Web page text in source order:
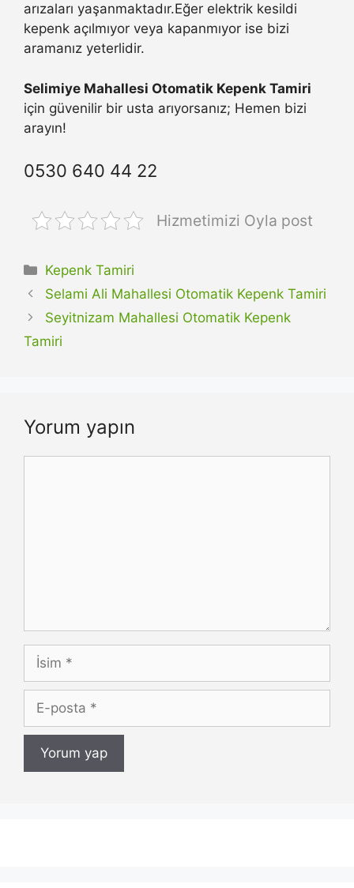
arızaları yaşanmaktadır.Eğer elektrik kesildi
kepenk açılmıyor veya kapanmıyor ise bizi
aramanız yeterlidir.
Selimiye Mahallesi Otomatik Kepenk Tamiri
için güvenilir bir usta arıyorsanız; Hemen bizi
arayın!
0530 640 44 22
Hizmetimizi Oyla post
Kategoriler
Kepenk Tamiri
Selami Ali Mahallesi Otomatik Kepenk Tamiri
Seyitnizam Mahallesi Otomatik Kepenk
Tamiri
Yorum yapın
İsim
posta